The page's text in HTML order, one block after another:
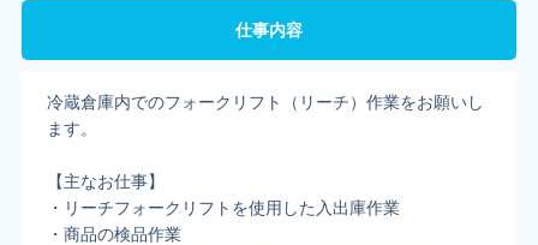
仕事内容
冷蔵倉庫内でのフォークリフト（リーチ）作業をお願いし
ます。
【主なお仕事】
・リーチフォークリフトを使用した入出庫作業
・商品の検品作業